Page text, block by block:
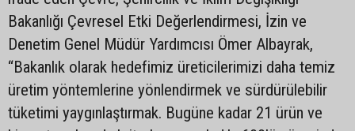
Bakanlığı Çevresel Etki Değerlendirmesi, İzin ve
Denetim Genel Müdür Yardımcısı Ömer Albayrak,
“Bakanlık olarak hedefimiz üreticilerimizi daha temiz
üretim yöntemlerine yönlendirmek ve sürdürülebilir
tüketimi yaygınlaştırmak. Bugüne kadar 21 ürün ve